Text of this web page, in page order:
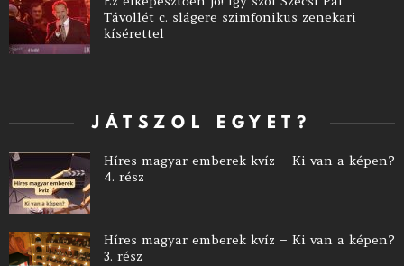
Távollét c. slágere szimfonikus zenekari
kísérettel
JÁTSZOL EGYET?
Híres magyar emberek kvíz – Ki van a képen?
4. rész
Híres magyar emberek kvíz – Ki van a képen?
3. rész